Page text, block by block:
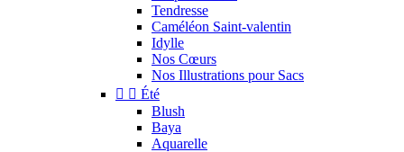
Tendresse
Caméléon Saint-valentin
Idylle
Nos Cœurs
Nos Illustrations pour Sacs
  Été
Blush
Baya
Aquarelle